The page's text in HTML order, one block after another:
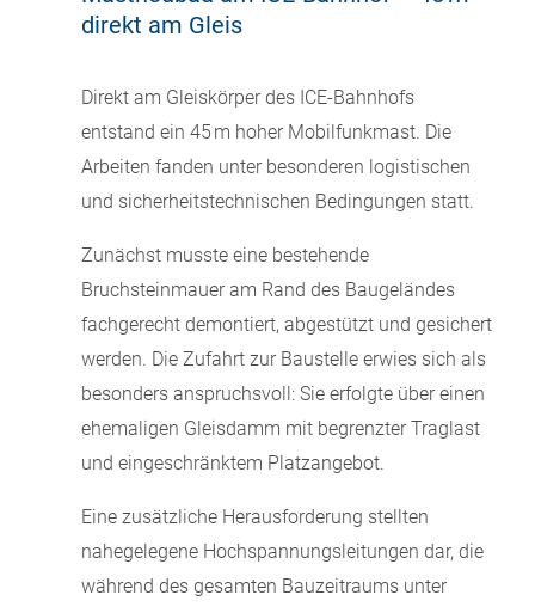
direkt am Gleis
Direkt am Gleiskörper des ICE-Bahnhofs
entstand ein 45 m hoher Mobilfunkmast. Die
Arbeiten fanden unter besonderen logistischen
und sicherheitstechnischen Bedingungen statt.
Zunächst musste eine bestehende
Bruchsteinmauer am Rand des Baugeländes
fachgerecht demontiert, abgestützt und gesichert
werden. Die Zufahrt zur Baustelle erwies sich als
besonders anspruchsvoll: Sie erfolgte über einen
ehemaligen Gleisdamm mit begrenzter Traglast
und eingeschränktem Platzangebot.
Eine zusätzliche Herausforderung stellten
nahegelegene Hochspannungsleitungen dar, die
während des gesamten Bauzeitraums unter